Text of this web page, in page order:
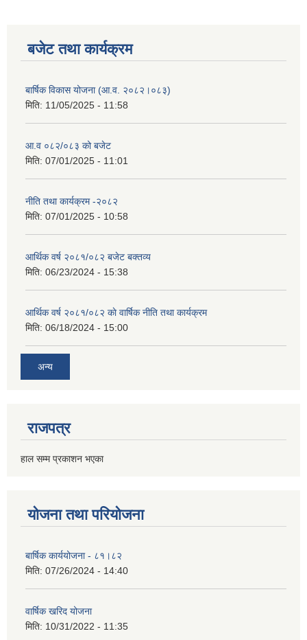
बजेट तथा कार्यक्रम
बार्षिक विकास योजना (आ.व. २०८२।०८३)
मिति: 11/05/2025 - 11:58
आ.व ०८२/०८३ को बजेट
मिति: 07/01/2025 - 11:01
नीति तथा कार्यक्रम -२०८२
मिति: 07/01/2025 - 10:58
आर्थिक वर्ष २०८१/०८२ बजेट बक्तव्य
मिति: 06/23/2024 - 15:38
आर्थिक वर्ष २०८१/०८२ काे वार्षिक नीति तथा कार्यक्रम
मिति: 06/18/2024 - 15:00
अन्य
राजपत्र
हाल सम्म प्रकाशन भएका
योजना तथा परियोजना
बार्षिक कार्ययोजना - ८१।८२
मिति: 07/26/2024 - 14:40
वार्षिक खरिद योजना
मिति: 10/31/2022 - 11:35